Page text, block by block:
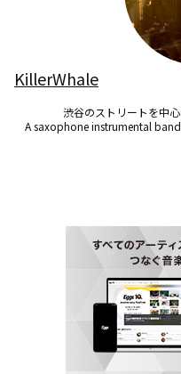
KillerWhale
渋谷のストリートを中
A saxophone instrumental